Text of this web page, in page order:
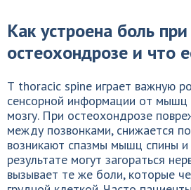
Как устроена боль при
остеохондрозе и что
Т thoracic spine играет важную
сенсорной информации от мышц
мозгу. При остеохондрозе
между позвонками, снижается
возникают спазмы мышц спины и
результате могут загораться
вызывает те же боли, которые